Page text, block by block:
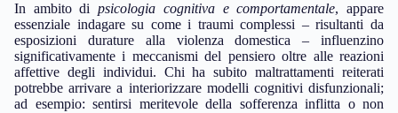
In ambito dipsicologia cognitiva e comportamentale, appare
essenziale indagare su come i traumi complessi – risultanti da
esposizioni durature alla violenza domestica – influenzino
significativamente i meccanismi del pensiero oltre alle reazioni
affettive degli individui. Chi ha subito maltrattamenti reiterati
potrebbe arrivare a interiorizzare modelli cognitivi disfunzionali;
ad esempio: sentirsi meritevole della sofferenza inflitta o non